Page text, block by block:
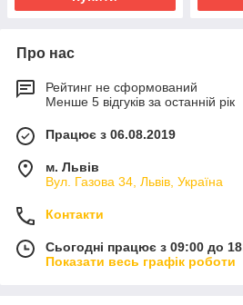
Про нас
Рейтинг не сформований
Менше 5 відгуків за останній рік
Працює з 06.08.2019
м. Львів
Вул. Газова 34, Львів, Україна
Контакти
Сьогодні працює з 09:00 до
Показати весь графік роботи